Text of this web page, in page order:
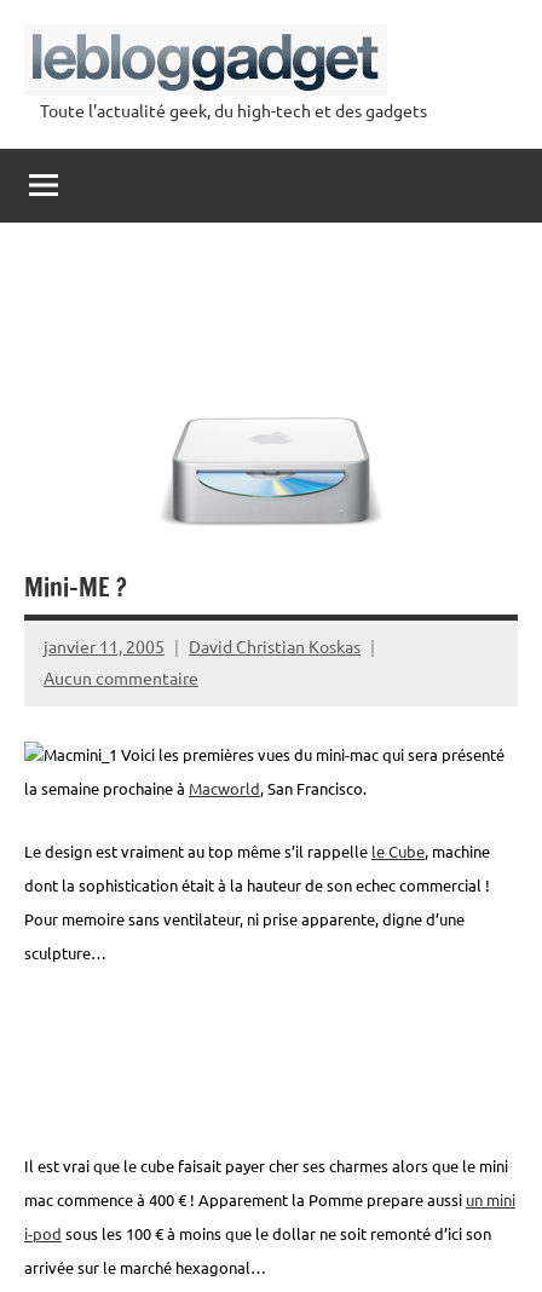
contenu
lebloggadget
Toute l'actualité geek, du high-tech et des gadgets
Mini-ME ?
janvier 11, 2005
David Christian Koskas
Aucun commentaire
Voici les premières vues du mini-mac qui sera présenté
la semaine prochaine à Macworld, San Francisco.
Le design est vraiment au top même s’il rappelle le Cube, machine
dont la sophistication était à la hauteur de son echec commercial !
Pour memoire sans ventilateur, ni prise apparente, digne d’une
sculpture…
Il est vrai que le cube faisait payer cher ses charmes alors que le mini
mac commence à 400 € ! Apparement la Pomme prepare aussi un mini
i-pod sous les 100 € à moins que le dollar ne soit remonté d’ici son
arrivée sur le marché hexagonal…